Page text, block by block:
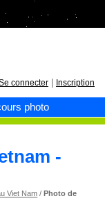
photo
connecter Inscription
-
Viet Nam /Photo de